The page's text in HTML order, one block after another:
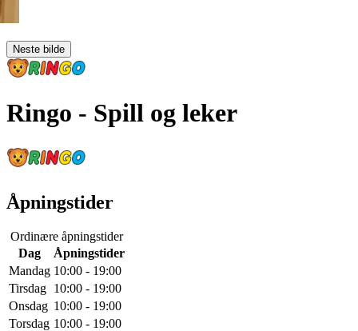
Neste bilde
Ringo - Spill og leker
Åpningstider
Ordinære åpningstider
Dag
Åpningstider
Mandag 10:00 - 19:00
Tirsdag 10:00 - 19:00
Onsdag 10:00 - 19:00
Torsdag 10:00 - 19:00